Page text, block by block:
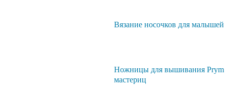
Вязание носочков для малышей
Ножницы для вышивания Prym
мастериц